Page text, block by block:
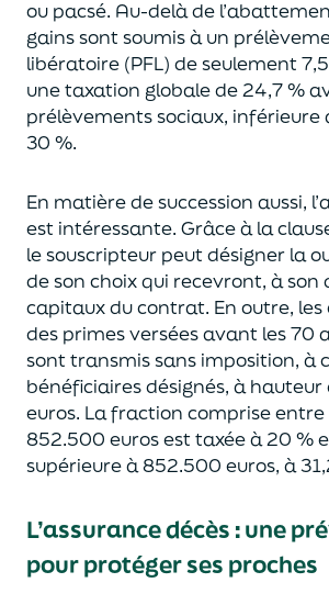
ou pacsé. Au-delàde
gains sont soumis à un
libératoire (PFL) de seulement
une taxation globale de24,7 %
prélèvements sociaux, inférieure
30 %.
En matière de succession aussi,
est intéressante. Grâce à la
le souscripteur peut désigner la
de son choix qui recevront, à son
capitaux du contrat. En outre,
des primes versées avant les 70
sont transmis sans imposition, à
bénéficiaires désignés, à
euros. La fraction comprise
852.500 eurosest taxée à 20 %
supérieure à 852.500 euros, à 31,
L’assurance décès :une
pour protéger ses proches